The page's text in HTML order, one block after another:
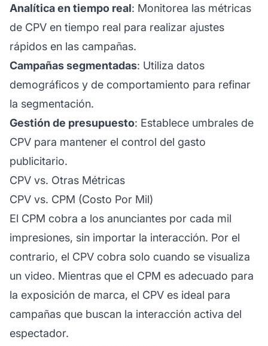
Analítica en tiempo real: Monitorea las métricas
de CPV en tiempo real para realizar ajustes
rápidos en las campañas.
Campañas segmentadas: Utiliza datos
demográficos y de comportamiento para refinar
la segmentación.
Gestión de presupuesto: Establece umbrales de
CPV para mantener el control del gasto
publicitario.
CPV vs. Otras Métricas
CPV vs. CPM (Costo Por Mil)
El CPM cobra a los anunciantes por cada mil
impresiones, sin importar la interacción. Por el
contrario, el CPV cobra solo cuando se visualiza
un video. Mientras que el CPM es adecuado para
la exposición de marca, el CPV es ideal para
campañas que buscan la interacción activa del
espectador.